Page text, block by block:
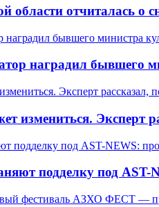
области отчиталась о
наградил бывшего
измениться. Эксперт
подделку под